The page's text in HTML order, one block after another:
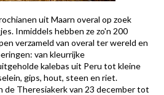
uit Maarn overal op zoek
Inmiddels hebben ze zo'n 200
verzameld van overal ter wereld en
van kleurrijke
kalebas uit Peru tot kleine
gips, hout, steen en riet.
de Theresiakerk van 23 december tot